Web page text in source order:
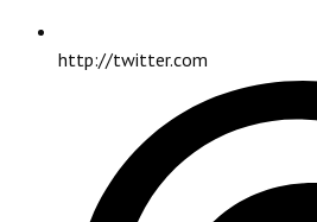
http://twitter.com